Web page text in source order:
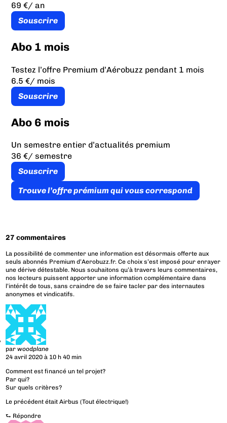
69 €/ an
Souscrire
Abo 1 mois
Testez l’offre Premium d’Aérobuzz pendant 1 mois
6.5 €/ mois
Souscrire
Abo 6 mois
Un semestre entier d’actualités premium
36 €/ semestre
Souscrire
Trouve l’offre prémium qui vous correspond
27 commentaires
La possibilité de commenter une information est désormais offerte aux
seuls abonnés Premium d’Aerobuzz.fr. Ce choix s’est imposé pour enrayer
une dérive détestable. Nous souhaitons qu’à travers leurs commentaires,
nos lecteurs puissent apporter une information complémentaire dans
l’intérêt de tous, sans craindre de se faire tacler par des internautes
anonymes et vindicatifs.
parwoodplane
24 avril 2020 à 10 h 40 min
Comment est financé un tel projet?
Par qui?
Sur quels critères?
Le précédent était Airbus (Tout électrique!)
⮑ Répondre